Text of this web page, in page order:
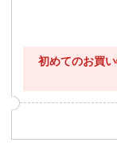
初めてのお買